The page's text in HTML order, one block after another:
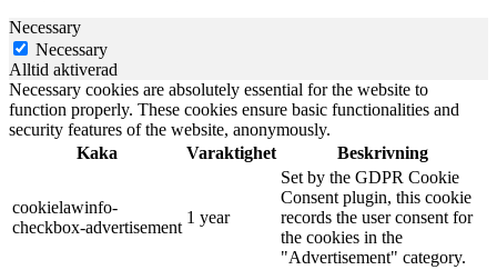
Necessary
Necessary
Alltid aktiverad
Necessary cookies are absolutely essential for the website to
function properly. These cookies ensure basic functionalities and
security features of the website, anonymously.
Kaka
Varaktighet Beskrivning
cookielawinfo-
checkbox-advertisement
1 year
Set by the GDPR Cookie
Consent plugin, this cookie
records the user consent for
the cookies in the
"Advertisement" category.